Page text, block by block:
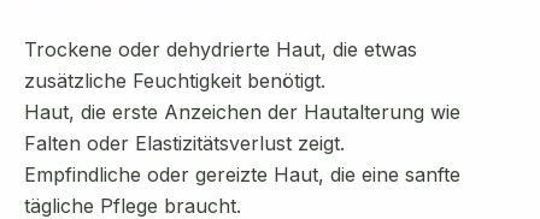
Trockene oder dehydrierte Haut, die etwas
zusätzliche Feuchtigkeit benötigt.
Haut, die erste Anzeichen der Hautalterung wie
Falten oder Elastizitätsverlust zeigt.
Empfindliche oder gereizte Haut, die eine sanfte
tägliche Pflege braucht.